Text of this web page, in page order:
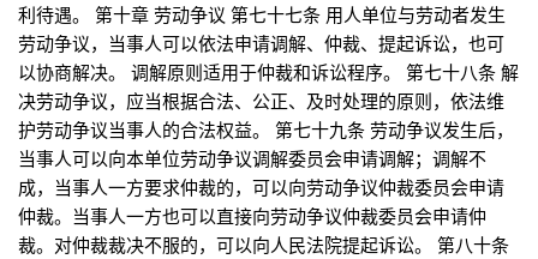
利待遇。 第十章 劳动争议 第七十七条 用人单位与劳动者发生
劳动争议，当事人可以依法申请调解、仲裁、提起诉讼，也可
以协商解决。 调解原则适用于仲裁和诉讼程序。 第七十八条 解
决劳动争议，应当根据合法、公正、及时处理的原则，依法维
护劳动争议当事人的合法权益。 第七十九条 劳动争议发生后，
当事人可以向本单位劳动争议调解委员会申请调解；调解不
成，当事人一方要求仲裁的，可以向劳动争议仲裁委员会申请
仲裁。当事人一方也可以直接向劳动争议仲裁委员会申请仲
裁。对仲裁裁决不服的，可以向人民法院提起诉讼。 第八十条